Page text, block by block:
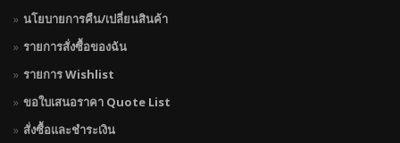
นโยบายการคืน/เปลี่ยนสินค้า
รายการสั่งซื้อของฉัน
รายการ Wishlist
ขอใบเสนอราคา Quote List
สั่งซื้อและชำระเงิน